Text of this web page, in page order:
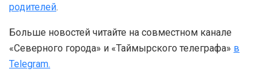
родителей.
Больше новостей читайте на совместном канале
«Северного города» и «Таймырского телеграфа» в
Telegram.